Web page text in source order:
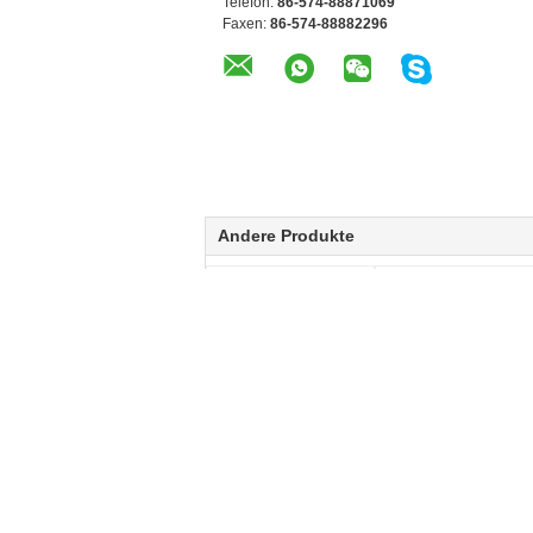
Faxen: 86-574-88882296
Andere Produkte